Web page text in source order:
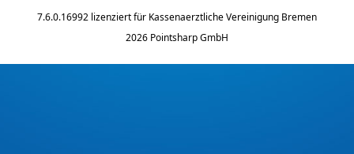
7.6.0.16992 lizenziert für Kassenaerztliche Vereinigung Bremen
2026 Pointsharp GmbH